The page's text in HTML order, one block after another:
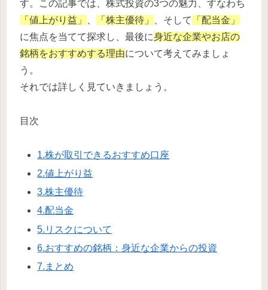
す。この記事では、株式投資の3つの魅力、すなわち
「値上がり益」
「株主優待」 、そして
「配当金」
に焦点を当てて探求し、最後に身近な企業やお店の
銘柄をおすすめする理由について考えてみましょ
う。
それでは詳しく見ていきましょう。
目次
1.株が取引できるおすすめ口座
2.値上がり益
3.株主優待
4.配当金
5.リスクについて
6.おすすめの銘柄：身近な企業からの投資
7.まとめ